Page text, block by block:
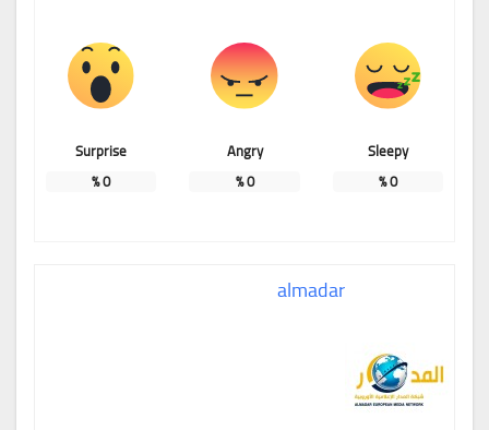
Sleepy
0
%
Angry
0
%
Surprise
0
%
almadar